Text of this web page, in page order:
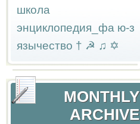
школа
энциклопедия_фа ю-з
язычество † ☭ ♫ ✡
MONTHLY
ARCHIVE